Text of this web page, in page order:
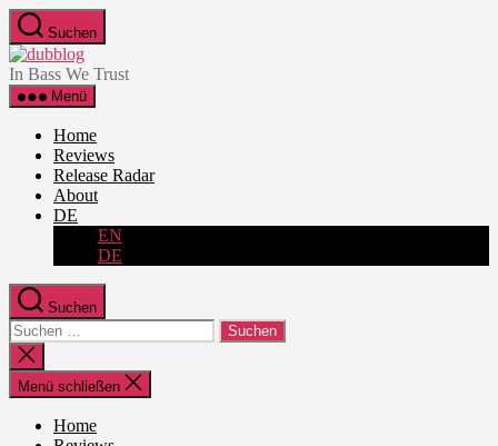
Zum
Inhalt
springen
Suchen
dubblog
In Bass We Trust
Menü
Home
Reviews
Release Radar
About
DE
EN
DE
Suchen
Suche
nach:
Suche
schließen
Menü schließen
Home